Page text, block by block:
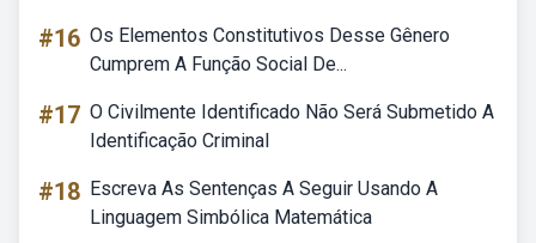
#16 Os Elementos Constitutivos Desse Gênero
Cumprem A Função Social De...
#17 O Civilmente Identificado Não Será Submetido A
Identificação Criminal
#18 Escreva As Sentenças A Seguir Usando A
Linguagem Simbólica Matemática